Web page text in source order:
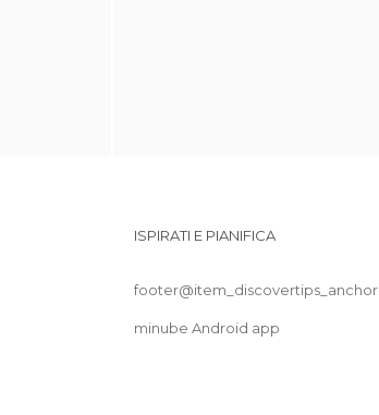
ISPIRATI E PIANIFICA
footer@item_discovertips_anchor
minube Android app